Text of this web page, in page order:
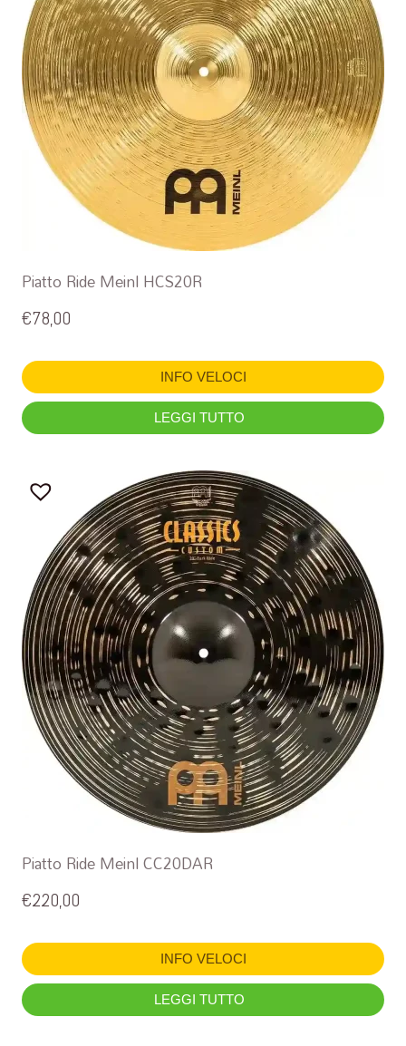
Piatto Ride Meinl HCS20R
€78,00
INFO VELOCI
LEGGI TUTTO
Piatto Ride Meinl CC20DAR
€220,00
INFO VELOCI
LEGGI TUTTO